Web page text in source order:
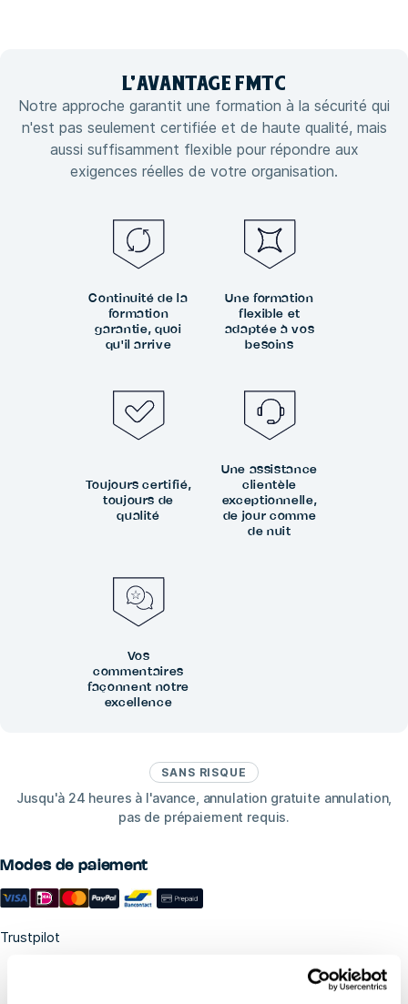
SANS RISQUE
Jusqu'à 24 heures à l'avance, annulation gratuite annulation,
pas de prépaiement requis.
Modes de paiement
Trustpilot
L'AVANTAGE FMTC
Notre approche garantit une formation à la sécurité qui
n'est pas seulement certifiée et de haute qualité, mais
aussi suffisamment flexible pour répondre aux
exigences réelles de votre organisation.
Continuité de la
formation
garantie, quoi
qu'il arrive
Une formation
flexible et
adaptée à vos
besoins
Toujours certifié,
toujours de
qualité
Une assistance
clientèle
exceptionnelle,
de jour comme
de nuit
Vos
commentaires
façonnent notre
excellence